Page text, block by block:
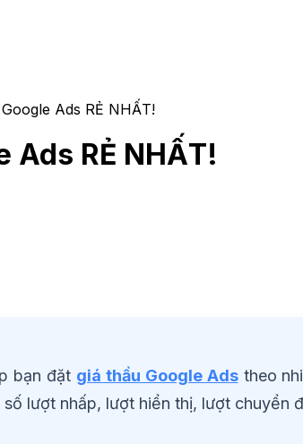
Ads RẺ NHẤT!
Ads RẺ NHẤT!
bạn đặt giá thầu Google Adstheo
lượt nhấp, lượt hiển thị, lượt chuyển